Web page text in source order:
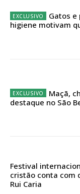
Edição
casa
Gatos e
higiene motivam
Maçã,
destaque no São
Festival
cristão conta com
Rui Caria